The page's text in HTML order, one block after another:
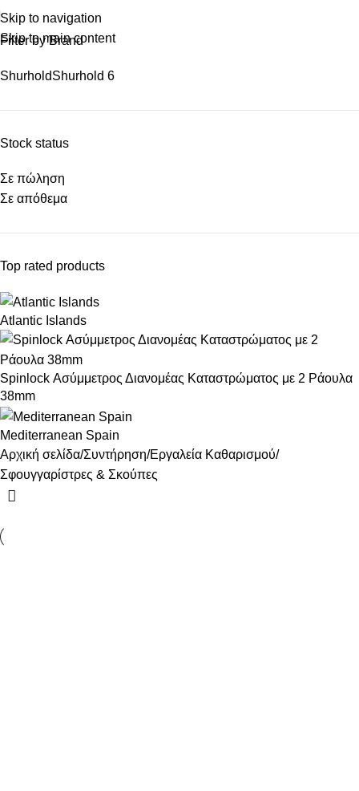
Skip to navigation
Skip to main content
Filter by Brand
ShurholdShurhold 6
Stock status
Σε πώληση
Σε απόθεμα
Top rated products
Atlantic Islands
Spinlock Ασύμμετρος Διανομέας Καταστρώματος με 2 Ράουλα
38mm
Mediterranean Spain
Αρχική σελίδα Συντήρηση Εργαλεία Καθαρισμού
Σφουγγαρίστρες & Σκούπες